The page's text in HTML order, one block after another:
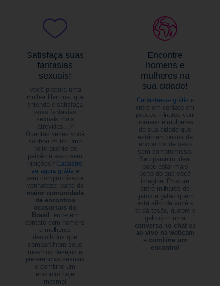
Satisfaça suas
fantasias
sexuais!
Você procura uma
mulher libertina, que
entenda e satisfaça
suas fantasias
sexuais mais
atrevidas...?
Quantas vezes você
sonhou de ter uma
noite quente de
paixão e sexo sem
inibições? Cadastre-
se agora grátis e
sem compromisso e
venhafazer parte da
maior comunidade
de encontros
ocasionais do
Brasil , entre em
contato com homens
e mulheres
desinibidos que
compartilham seus
mesmos desejos e
preferencias sexuais
e combine um
encontro hoje
mesmo!
Encontre
homens e
mulheres na
sua cidade!
Cadastre-se grátis e
entre em contato em
poucos minutos com
homens e mulheres
da sua cidade que
estão em busca de
encontros de sexo
sem compromisso.
Seu parceiro ideal
pode estar mais
perto do que você
imagina. Procure
entre milhares de
gatos e gatas quem
está afim de você e
te dá tesão, quebre o
gelo com uma
conversa no chat ou
ao vivo na webcam
e combine um
encontro!